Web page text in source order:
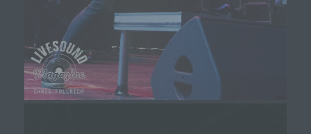
Verantwortlicher im Sinne der Datenschutz-
Grundverordnung, sonstiger in den Mitgliedstaaten der
Europäischen Union geltenden Datenschutzgesetze
und anderer Bestimmungen mit
datenschutzrechtlichem Charakter ist die:
Michaela Mayerr